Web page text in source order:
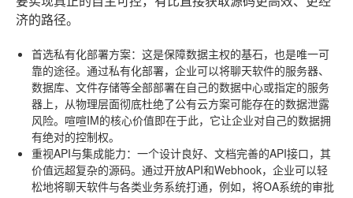
济的路径。
首选私有化部署方案：这是保障数据主权的基石，也是唯一可
靠的途径。通过私有化部署，企业可以将聊天软件的服务器、
数据库、文件存储等全部部署在自己的数据中心或指定的服务
器上，从物理层面彻底杜绝了公有云方案可能存在的数据泄露
风险。喧喧IM的核心价值即在于此，它让企业对自己的数据拥
有绝对的控制权。
重视API与集成能力：一个设计良好、文档完善的API接口，其
价值远超复杂的源码。通过开放API和Webhook，企业可以轻
松地将聊天软件与各类业务系统打通，例如，将OA系统的审批